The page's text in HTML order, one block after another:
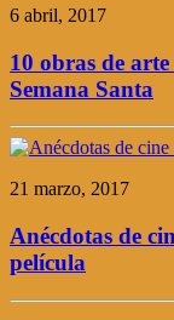
6 abril, 2017
10 obras de
Semana Santa
21 marzo, 2017
Anécdotas de
película